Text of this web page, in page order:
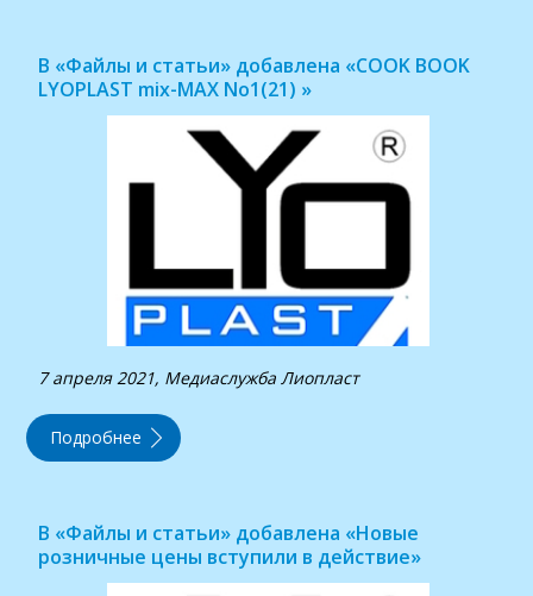
В «Файлы и статьи» добавлена «COOK BOOK
LYOPLAST mix-MAX No1(21) »
7 апреля 2021, Медиаслужба Лиопласт
Подробнее
В «Файлы и статьи» добавлена «Новые
розничные цены вступили в действие»